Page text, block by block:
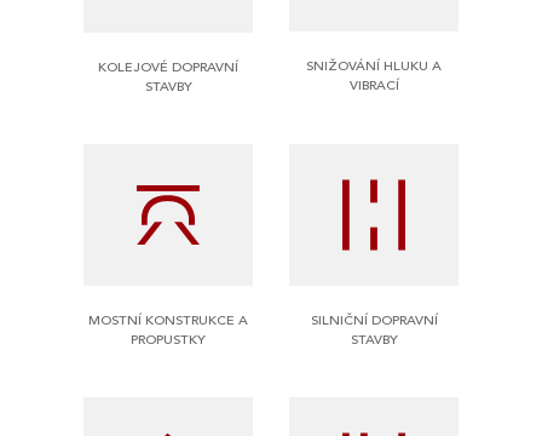
KOLEJOVÉ DOPRAVNÍ
STAVBY
SNIŽOVÁNÍ HLUKU A
VIBRACÍ
MOSTNÍ KONSTRUKCE A
PROPUSTKY
SILNIČNÍ DOPRAVNÍ
STAVBY